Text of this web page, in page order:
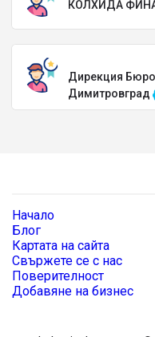
КОЛХИДА
Дирекция
Димитровград
Начало
Блог
Картата на сайта
Свържете се с нас
Поверителност
Добавяне на бизнес